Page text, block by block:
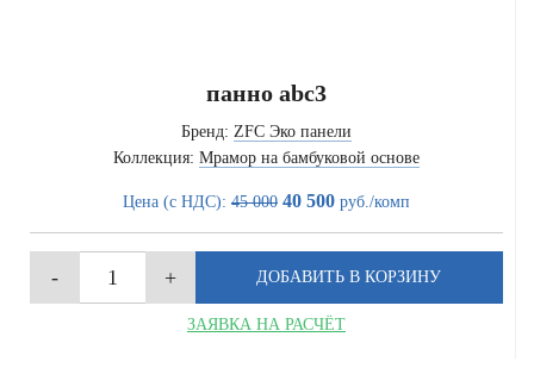
панно abc3
Бренд: ZFC Эко панели
Коллекция: Мрамор на бамбуковой основе
Цена (с НДС): 45 000 40 500 руб./комп
ЗАЯВКА НА РАСЧЁТ